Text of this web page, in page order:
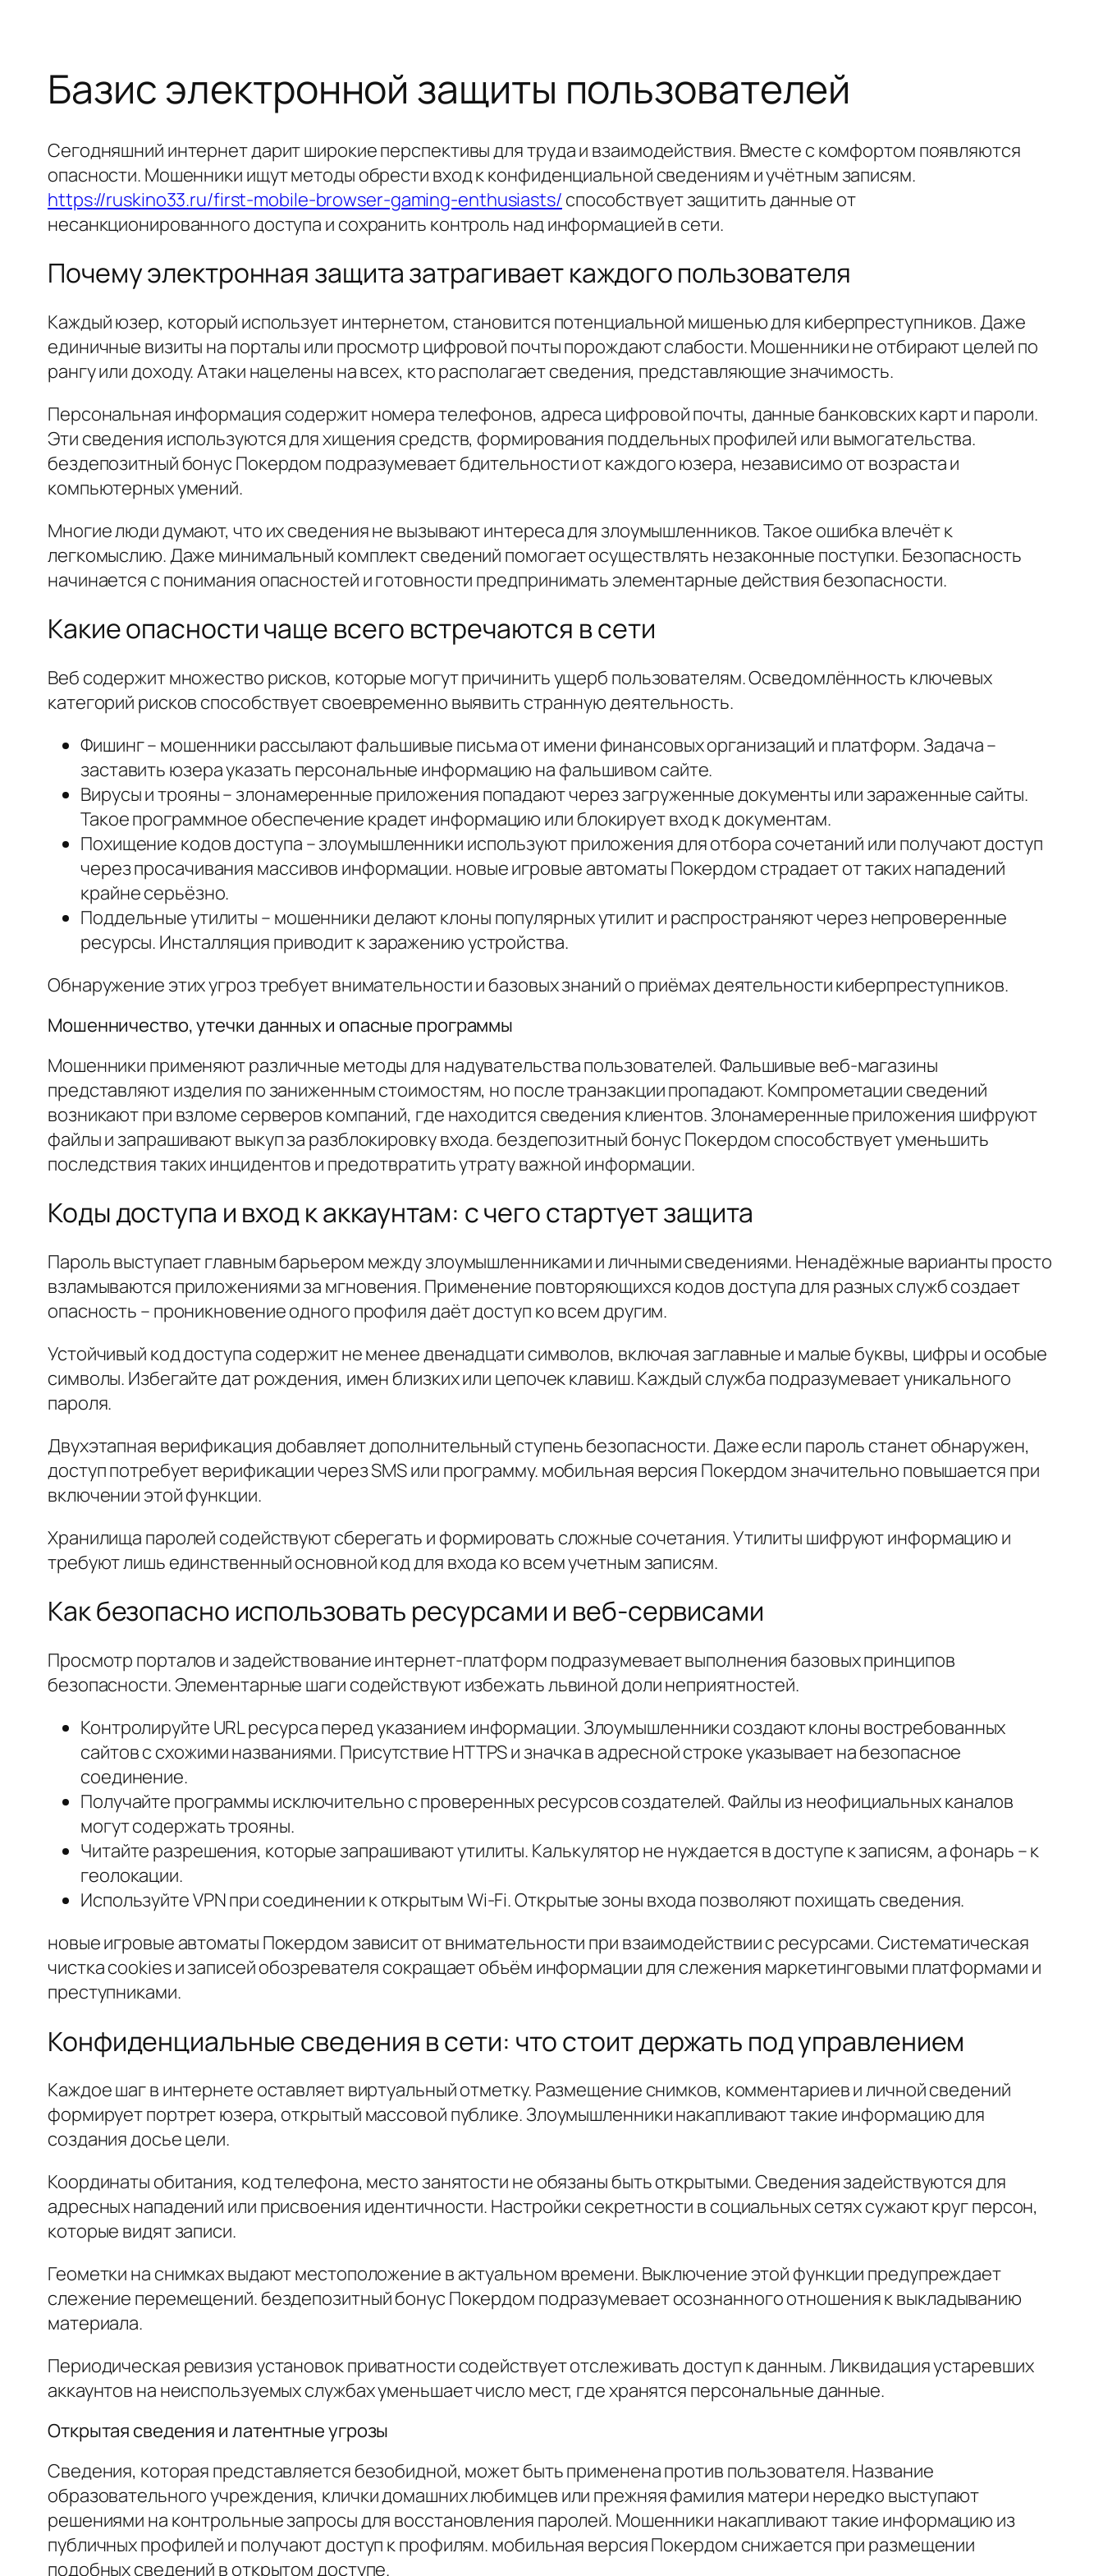
Базис электронной защиты пользователей
Сегодняшний интернет дарит широкие перспективы для труда и взаимодействия. Вместе с комфортом появляются
опасности. Мошенники ищут методы обрести вход к конфиденциальной сведениям и учётным записям.
https://ruskino33.ru/first-mobile-browser-gaming-enthusiasts/ способствует защитить данные от
несанкционированного доступа и сохранить контроль над информацией в сети.
Почему электронная защита затрагивает каждого пользователя
Каждый юзер, который использует интернетом, становится потенциальной мишенью для киберпреступников. Даже
единичные визиты на порталы или просмотр цифровой почты порождают слабости. Мошенники не отбирают целей по
рангу или доходу. Атаки нацелены на всех, кто располагает сведения, представляющие значимость.
Персональная информация содержит номера телефонов, адреса цифровой почты, данные банковских карт и пароли.
Эти сведения используются для хищения средств, формирования поддельных профилей или вымогательства.
бездепозитный бонус Покердом подразумевает бдительности от каждого юзера, независимо от возраста и
компьютерных умений.
Многие люди думают, что их сведения не вызывают интереса для злоумышленников. Такое ошибка влечёт к
легкомыслию. Даже минимальный комплект сведений помогает осуществлять незаконные поступки. Безопасность
начинается с понимания опасностей и готовности предпринимать элементарные действия безопасности.
Какие опасности чаще всего встречаются в сети
Веб содержит множество рисков, которые могут причинить ущерб пользователям. Осведомлённость ключевых
категорий рисков способствует своевременно выявить странную деятельность.
Фишинг – мошенники рассылают фальшивые письма от имени финансовых организаций и платформ. Задача –
заставить юзера указать персональные информацию на фальшивом сайте.
Вирусы и трояны – злонамеренные приложения попадают через загруженные документы или зараженные сайты.
Такое программное обеспечение крадет информацию или блокирует вход к документам.
Похищение кодов доступа – злоумышленники используют приложения для отбора сочетаний или получают доступ
через просачивания массивов информации. новые игровые автоматы Покердом страдает от таких нападений
крайне серьёзно.
Поддельные утилиты – мошенники делают клоны популярных утилит и распространяют через непроверенные
ресурсы. Инсталляция приводит к заражению устройства.
Обнаружение этих угроз требует внимательности и базовых знаний о приёмах деятельности киберпреступников.
Мошенничество, утечки данных и опасные программы
Мошенники применяют различные методы для надувательства пользователей. Фальшивые веб-магазины
представляют изделия по заниженным стоимостям, но после транзакции пропадают. Компрометации сведений
возникают при взломе серверов компаний, где находится сведения клиентов. Злонамеренные приложения шифруют
файлы и запрашивают выкуп за разблокировку входа. бездепозитный бонус Покердом способствует уменьшить
последствия таких инцидентов и предотвратить утрату важной информации.
Коды доступа и вход к аккаунтам: с чего стартует защита
Пароль выступает главным барьером между злоумышленниками и личными сведениями. Ненадёжные варианты просто
взламываются приложениями за мгновения. Применение повторяющихся кодов доступа для разных служб создает
опасность – проникновение одного профиля даёт доступ ко всем другим.
Устойчивый код доступа содержит не менее двенадцати символов, включая заглавные и малые буквы, цифры и особые
символы. Избегайте дат рождения, имен близких или цепочек клавиш. Каждый служба подразумевает уникального
пароля.
Двухэтапная верификация добавляет дополнительный ступень безопасности. Даже если пароль станет обнаружен,
доступ потребует верификации через SMS или программу. мобильная версия Покердом значительно повышается при
включении этой функции.
Хранилища паролей содействуют сберегать и формировать сложные сочетания. Утилиты шифруют информацию и
требуют лишь единственный основной код для входа ко всем учетным записям.
Как безопасно использовать ресурсами и веб-сервисами
Просмотр порталов и задействование интернет-платформ подразумевает выполнения базовых принципов
безопасности. Элементарные шаги содействуют избежать львиной доли неприятностей.
Контролируйте URL ресурса перед указанием информации. Злоумышленники создают клоны востребованных
сайтов с схожими названиями. Присутствие HTTPS и значка в адресной строке указывает на безопасное
соединение.
Получайте программы исключительно с проверенных ресурсов создателей. Файлы из неофициальных каналов
могут содержать трояны.
Читайте разрешения, которые запрашивают утилиты. Калькулятор не нуждается в доступе к записям, а фонарь – к
геолокации.
Используйте VPN при соединении к открытым Wi-Fi. Открытые зоны входа позволяют похищать сведения.
новые игровые автоматы Покердом зависит от внимательности при взаимодействии с ресурсами. Систематическая
чистка cookies и записей обозревателя сокращает объём информации для слежения маркетинговыми платформами и
преступниками.
Конфиденциальные сведения в сети: что стоит держать под управлением
Каждое шаг в интернете оставляет виртуальный отметку. Размещение снимков, комментариев и личной сведений
формирует портрет юзера, открытый массовой публике. Злоумышленники накапливают такие информацию для
создания досье цели.
Координаты обитания, код телефона, место занятости не обязаны быть открытыми. Сведения задействуются для
адресных нападений или присвоения идентичности. Настройки секретности в социальных сетях сужают круг персон,
которые видят записи.
Геометки на снимках выдают местоположение в актуальном времени. Выключение этой функции предупреждает
слежение перемещений. бездепозитный бонус Покердом подразумевает осознанного отношения к выкладыванию
материала.
Периодическая ревизия установок приватности содействует отслеживать доступ к данным. Ликвидация устаревших
аккаунтов на неиспользуемых службах уменьшает число мест, где хранятся персональные данные.
Открытая сведения и латентные угрозы
Сведения, которая представляется безобидной, может быть применена против пользователя. Название
образовательного учреждения, клички домашних любимцев или прежняя фамилия матери нередко выступают
решениями на контрольные запросы для восстановления паролей. Мошенники накапливают такие информацию из
публичных профилей и получают доступ к профилям. мобильная версия Покердом снижается при размещении
подобных сведений в открытом доступе.